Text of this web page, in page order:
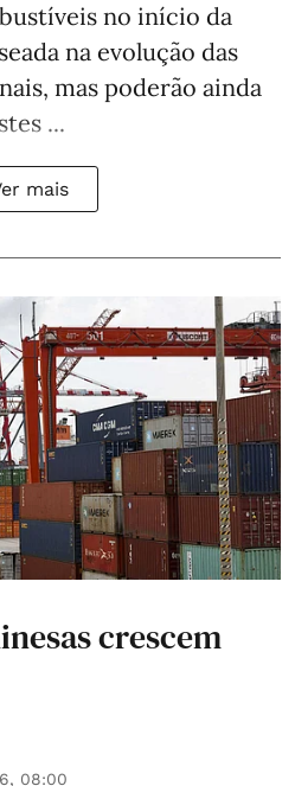
no início da
na evolução das
mas poderão ainda
...
mais
crescem
08:00